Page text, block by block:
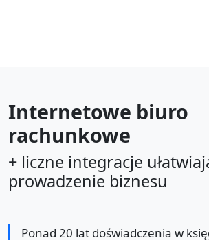
Internetowe biuro
rachunkowe
+ liczne integracje
prowadzenie biznesu
Ponad 20 lat doświadczenia w